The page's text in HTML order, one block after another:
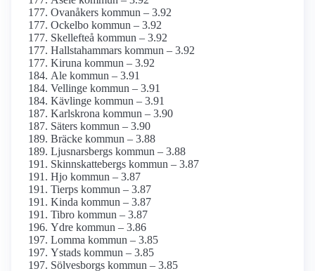
Ovanåkers kommun – 3.92
Ockelbo kommun – 3.92
Skellefteå kommun – 3.92
Hallstahammars kommun – 3.92
Kiruna kommun – 3.92
Ale kommun – 3.91
Vellinge kommun – 3.91
Kävlinge kommun – 3.91
Karlskrona kommun – 3.90
Säters kommun – 3.90
Bräcke kommun – 3.88
Ljusnarsbergs kommun – 3.88
Skinnskattebergs kommun – 3.87
Hjo kommun – 3.87
Tierps kommun – 3.87
Kinda kommun – 3.87
Tibro kommun – 3.87
Ydre kommun – 3.86
Lomma kommun – 3.85
Ystads kommun – 3.85
Sölvesborgs kommun – 3.85